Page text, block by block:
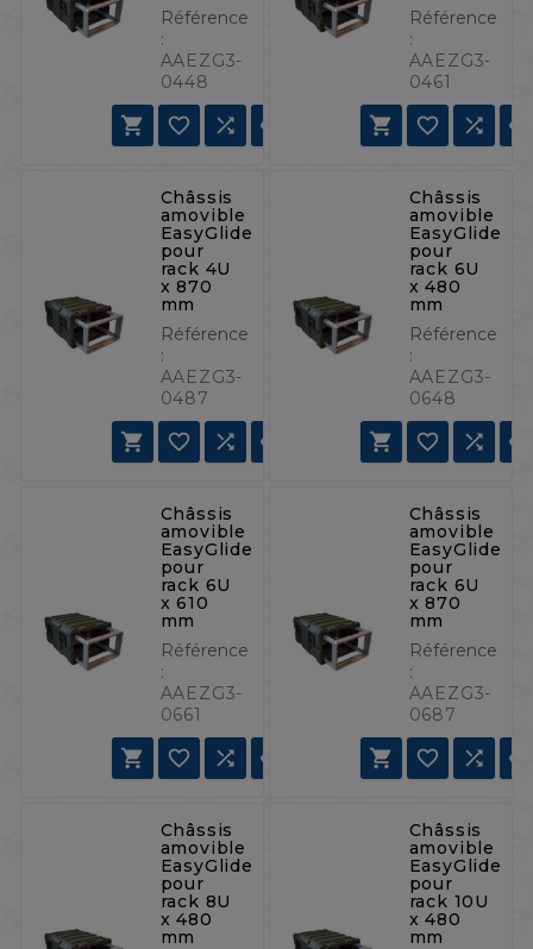
Référence
:
AAEZG3-
0448
   
Référence
:
AAEZG3-
0461
   
Châssis
amovible
EasyGlide
pour
rack 4U
x 870
mm
Référence
:
AAEZG3-
0487
   
Châssis
amovible
EasyGlide
pour
rack 6U
x 480
mm
Référence
:
AAEZG3-
0648
   
Châssis
amovible
EasyGlide
pour
rack 6U
x 610
mm
Référence
:
AAEZG3-
0661
   
Châssis
amovible
EasyGlide
pour
rack 6U
x 870
mm
Référence
:
AAEZG3-
0687
   
Châssis
amovible
EasyGlide
pour
rack 8U
x 480
mm
Châssis
amovible
EasyGlide
pour
rack 10U
x 480
mm